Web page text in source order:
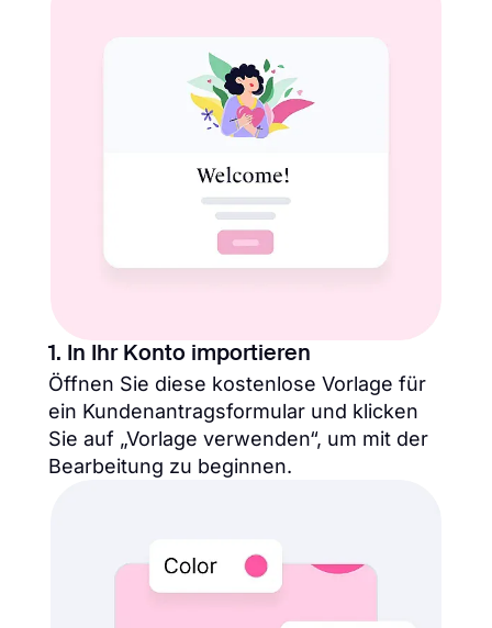
1. In Ihr Konto importieren
Öffnen Sie diese kostenlose Vorlage für
ein Kundenantragsformular und klicken
Sie auf „Vorlage verwenden“, um mit der
Bearbeitung zu beginnen.